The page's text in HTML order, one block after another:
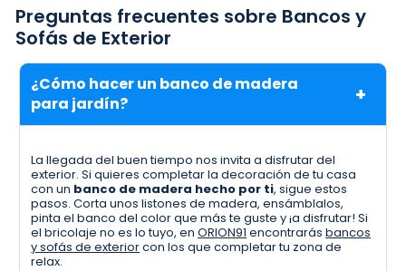
Preguntas frecuentes sobre Bancos y
Sofás de Exterior
¿Cómo hacer un banco de madera
para jardín?
La llegada del buen tiempo nos invita a disfrutar del
exterior. Si quieres completar la decoración de tu casa
con un banco de madera hecho por ti, sigue estos
pasos. Corta unos listones de madera, ensámblalos,
pinta el banco del color que más te guste y ¡a disfrutar! Si
el bricolaje no es lo tuyo, enORION91 encontrarásbancos
y sofás de exteriorcon los que completar tu zona de
relax.